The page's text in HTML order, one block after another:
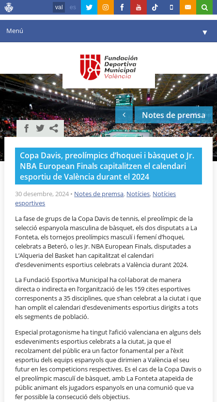
val es
Menú ▼
Agenda
Instal·lacions
Comunicació ▼
València en esport
Portal de Transparència
Reserves
Notes de premsa
Copa Davis, preolímpics d’hoquei i bàsquet o Jr.
NBA European Finals capitalitzen el calendari
esportiu de València durant el 2024
30 desembre, 2024 • Notes de premsa, Notícies, Notícies
esportives
La fase de grups de la Copa Davis de tennis, el preolímpic de la
selecció espanyola masculina de bàsquet, els dos disputats a La
Fonteta, els tornejos preolímpics masculí i femení d’hoquei,
celebrats a Beteró, o les Jr. NBA European Finals, disputades a
L’Alqueria del Basket han capitalitzat el calendari
d’esdeveniments esportius celebrats a València durant 2024.
La Fundació Esportiva Municipal ha col·laborat de manera
directa o indirecta en l’organització de les 159 cites esportives
corresponents a 35 disciplines, que s’han celebrat a la ciutat i que
han omplit el calendari d’esdeveniments esportius dirigits a tots
els segments de població.
Especial protagonisme ha tingut l’afició valenciana en alguns dels
esdeveniments esportius celebrats a la ciutat, ja que el
recolzament del públic era un factor fonamental per a l’èxit
esportiu dels equips espanyols que dirimien a València el seu
futur en les competicions respectives. Es el cas de la Copa Davis o
el preolímpic masculí de bàsquet, amb La Fonteta atapeïda de
públic animant els jugadors espanyols en una comunió que va
fer possible la consecució dels objectius.